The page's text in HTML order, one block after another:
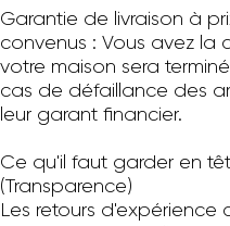
Garantie de livraison à
convenus : Vous avez la
votre maison sera
cas de défaillance des
leur garant financier.
Ce qu'il faut garder en
(Transparence)
Les retours d'expérience